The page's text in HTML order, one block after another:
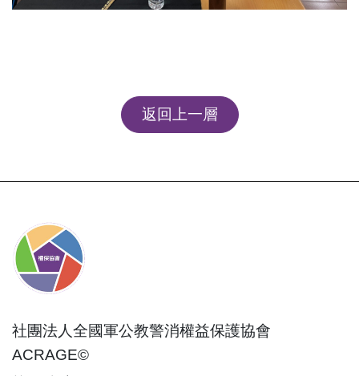
返回上一層
社團法人全國軍公教警消權益保護協會
ACRAGE©